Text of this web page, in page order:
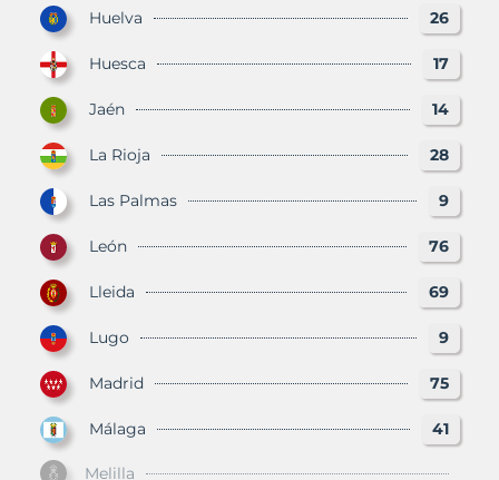
Huelva 26
Huesca 17
Jaén 14
La Rioja 28
Las Palmas 9
León 76
Lleida 69
Lugo 9
Madrid 75
Málaga 41
Melilla